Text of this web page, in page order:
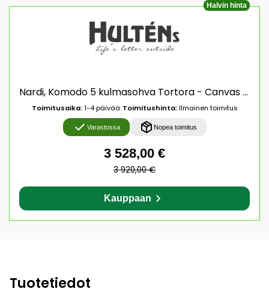
Halvin hinta
Nardi, Komodo 5 kulmasohva Tortora - Canvas Sunbrella
Toimitusaika:1-4 päivää Toimitushinta:Ilmainen toimitus
Varastossa Nopea toimitus
3 528,00 €
3 920,00 €
Kauppaan
Tuotetiedot